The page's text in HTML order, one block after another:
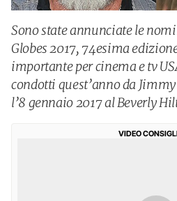
Sono state annunciate le
Globes 2017, 74esima
importante per cinema e tv
condotti quest’anno da
l’8 gennaio 2017 al Beverly
VIDEO